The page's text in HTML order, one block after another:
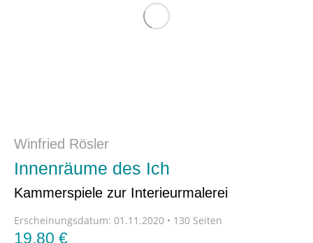
Winfried Rösler
Innenräume des Ich
Kammerspiele zur Interieurmalerei
Erscheinungsdatum: 01.11.2020 • 130 Seiten
19,80 €